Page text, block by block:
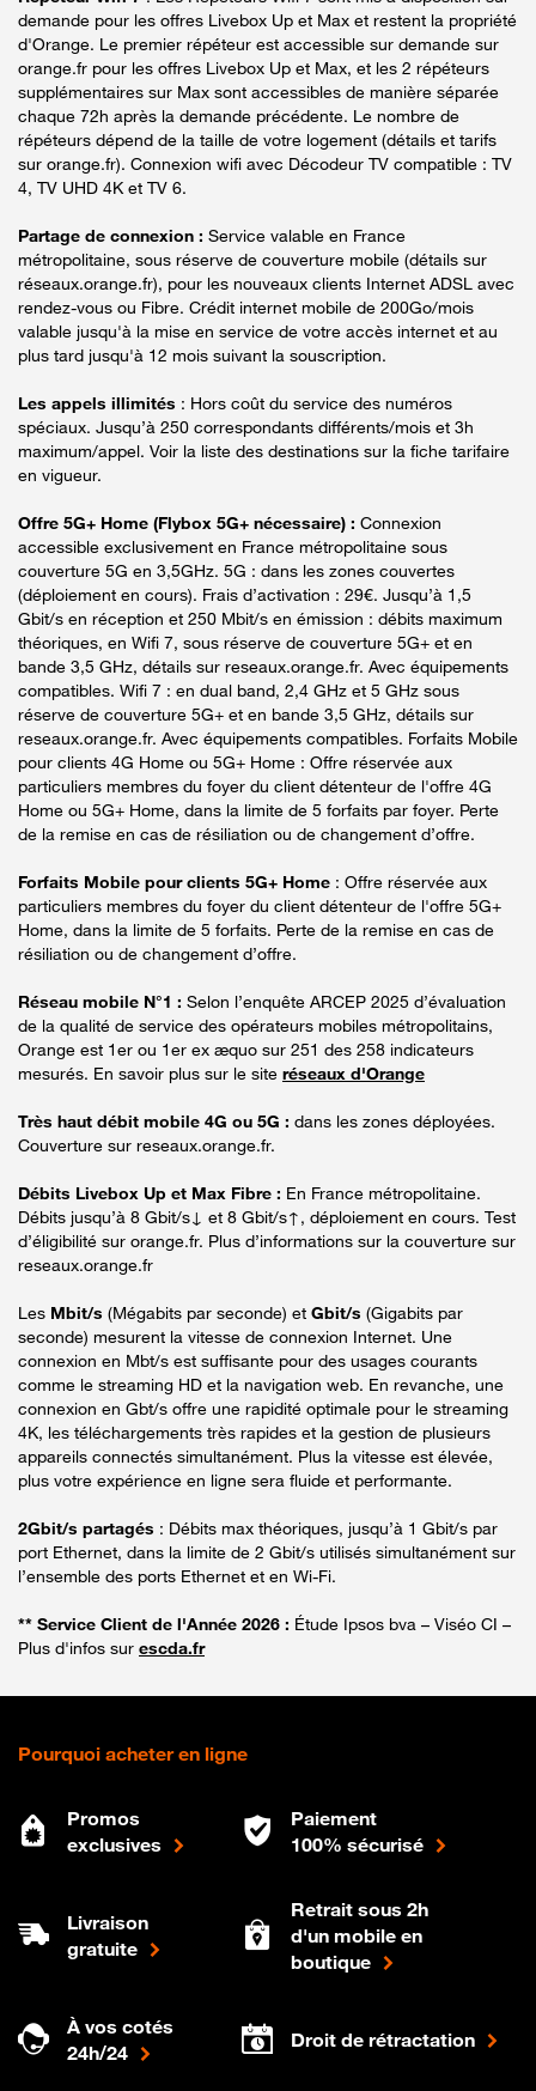
demande pour les offres Livebox Up et Max et restent la propriété
d'Orange. Le premier répéteur est accessible sur demande sur
orange.fr pour les offres Livebox Up et Max, et les 2 répéteurs
supplémentaires sur Max sont accessibles de manière séparée
chaque 72h après la demande précédente. Le nombre de
répéteurs dépend de la taille de votre logement (détails et tarifs
sur orange.fr). Connexion wifi avec Décodeur TV compatible : TV
4, TV UHD 4K et TV 6.
Partage de connexion : Service valable en France
métropolitaine, sous réserve de couverture mobile (détails sur
réseaux.orange.fr), pour les nouveaux clients Internet ADSL avec
rendez-vous ou Fibre. Crédit internet mobile de 200Go/mois
valable jusqu'à la mise en service de votre accès internet et au
plus tard jusqu'à 12 mois suivant la souscription.
Les appels illimités : Hors coût du service des numéros
spéciaux. Jusqu’à 250 correspondants différents/mois et 3h
maximum/appel. Voir la liste des destinations sur la fiche tarifaire
en vigueur.
Offre 5G+ Home (Flybox 5G+ nécessaire) : Connexion
accessible exclusivement en France métropolitaine sous
couverture 5G en 3,5GHz. 5G : dans les zones couvertes
(déploiement en cours). Frais d’activation : 29€. Jusqu’à 1,5
Gbit/s en réception et 250 Mbit/s en émission : débits maximum
théoriques, en Wifi 7, sous réserve de couverture 5G+ et en
bande 3,5 GHz, détails sur reseaux.orange.fr. Avec équipements
compatibles. Wifi 7 : en dual band, 2,4 GHz et 5 GHz sous
réserve de couverture 5G+ et en bande 3,5 GHz, détails sur
reseaux.orange.fr. Avec équipements compatibles. Forfaits Mobile
pour clients 4G Home ou 5G+ Home : Offre réservée aux
particuliers membres du foyer du client détenteur de l'offre 4G
Home ou 5G+ Home, dans la limite de 5 forfaits par foyer. Perte
de la remise en cas de résiliation ou de changement d’offre.
Forfaits Mobile pour clients 5G+ Home : Offre réservée aux
particuliers membres du foyer du client détenteur de l'offre 5G+
Home, dans la limite de 5 forfaits. Perte de la remise en cas de
résiliation ou de changement d’offre.
Réseau mobile N°1 : Selon l’enquête ARCEP 2025 d’évaluation
de la qualité de service des opérateurs mobiles métropolitains,
Orange est 1er ou 1er ex æquo sur 251 des 258 indicateurs
mesurés. En savoir plus sur le site réseaux d'Orange
Très haut débit mobile 4G ou 5G : dans les zones déployées.
Couverture sur reseaux.orange.fr.
Débits Livebox Up et Max Fibre : En France métropolitaine.
Débits jusqu’à 8 Gbit/s↓ et 8 Gbit/s↑, déploiement en cours. Test
d’éligibilité sur orange.fr. Plus d’informations sur la couverture sur
reseaux.orange.fr
Les Mbit/s (Mégabits par seconde) et Gbit/s (Gigabits par
seconde) mesurent la vitesse de connexion Internet. Une
connexion en Mbt/s est suffisante pour des usages courants
comme le streaming HD et la navigation web. En revanche, une
connexion en Gbt/s offre une rapidité optimale pour le streaming
4K, les téléchargements très rapides et la gestion de plusieurs
appareils connectés simultanément. Plus la vitesse est élevée,
plus votre expérience en ligne sera fluide et performante.
2Gbit/s partagés : Débits max théoriques, jusqu’à 1 Gbit/s par
port Ethernet, dans la limite de 2 Gbit/s utilisés simultanément sur
l’ensemble des ports Ethernet et en Wi-Fi.
** Service Client de l'Année 2026 : Étude Ipsos bva – Viséo CI –
Plus d'infos sur escda.fr
Pourquoi acheter en ligne
Promos
exclusives
Paiement
100% sécurisé
Livraison
gratuite
Retrait sous 2h
d'un mobile en
boutique
À vos cotés
24h/24
Droit de rétractation